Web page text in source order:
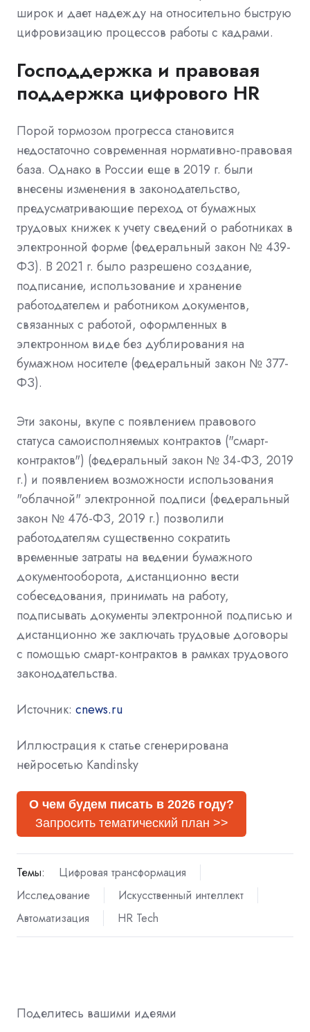
широк и дает надежду на относительно быструю
цифровизацию процессов работы с кадрами.
Господдержка и правовая
поддержка цифрового HR
Порой тормозом прогресса становится
недостаточно современная нормативно-правовая
база. Однако в России еще в 2019 г. были
внесены изменения в законодательство,
предусматривающие переход от бумажных
трудовых книжек к учету сведений о работниках в
электронной форме (федеральный закон № 439-
ФЗ). В 2021 г. было разрешено создание,
подписание, использование и хранение
работодателем и работником документов,
связанных с работой, оформленных в
электронном виде без дублирования на
бумажном носителе (федеральный закон № 377-
ФЗ).
Эти законы, вкупе с появлением правового
статуса самоисполняемых контрактов ("смарт-
контрактов") (федеральный закон № 34-ФЗ, 2019
г.) и появлением возможности использования
"облачной" электронной подписи (федеральный
закон № 476-ФЗ, 2019 г.) позволили
работодателям существенно сократить
временные затраты на ведении бумажного
документооборота, дистанционно вести
собеседования, принимать на работу,
подписывать документы электронной подписью и
дистанционно же заключать трудовые договоры
с помощью смарт-контрактов в рамках трудового
законодательства.
Источник: cnews.ru
Иллюстрация к статье сгенерирована
нейросетью Kandinsky
О чем будем писать в 2026 году?
Запросить тематический план >>
Темы:
Цифровая трансформация
Исследование
Искусственный интеллект
Автоматизация
HR Tech
Поделитесь вашими идеями